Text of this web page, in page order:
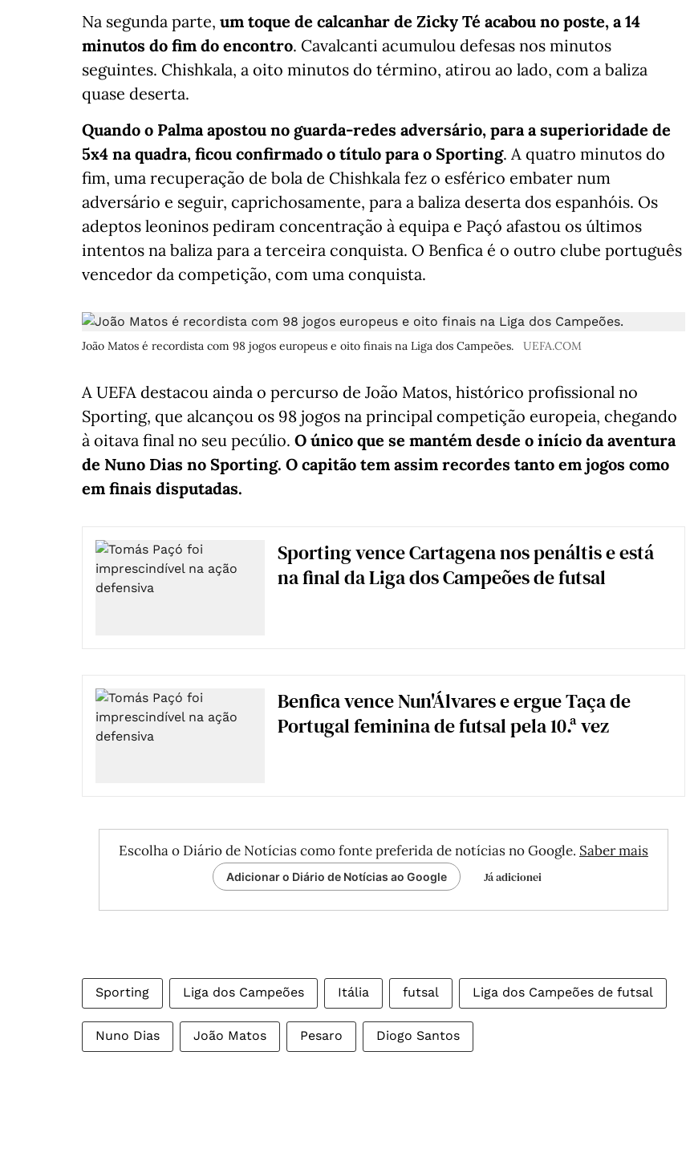
Na segunda parte, um toque de calcanhar de Zicky Té acabou no poste, a 14
minutos do fim do encontro. Cavalcanti acumulou defesas nos minutos
seguintes. Chishkala, a oito minutos do término, atirou ao lado, com a baliza
quase deserta.
Quando o Palma apostou no guarda-redes adversário, para a superioridade de
5x4 na quadra, ficou confirmado o título para o Sporting. A quatro minutos do
fim, uma recuperação de bola de Chishkala fez o esférico embater num
adversário e seguir, caprichosamente, para a baliza deserta dos espanhóis. Os
adeptos leoninos pediram concentração à equipa e Paçó afastou os últimos
intentos na baliza para a terceira conquista. O Benfica é o outro clube português
vencedor da competição, com uma conquista.
João Matos é recordista com 98 jogos europeus e oito finais na Liga dos Campeões. UEFA.COM
A UEFA destacou ainda o percurso de João Matos, histórico profissional no
Sporting, que alcançou os 98 jogos na principal competição europeia, chegando
à oitava final no seu pecúlio. O único que se mantém desde o início da aventura
de Nuno Dias no Sporting. O capitão tem assim recordes tanto em jogos como
em finais disputadas.
Sporting vence Cartagena nos penáltis e está
na final da Liga dos Campeões de futsal
Benfica vence Nun'Álvares e ergue Taça de
Portugal feminina de futsal pela 10.ª vez
Escolha o Diário de Notícias como fonte preferida de notícias no Google. Saber mais
Adicionar o Diário de Notícias ao Google Já adicionei
Sporting Liga dos Campeões Itália futsal Liga dos Campeões de futsal
Nuno Dias João Matos Pesaro Diogo Santos